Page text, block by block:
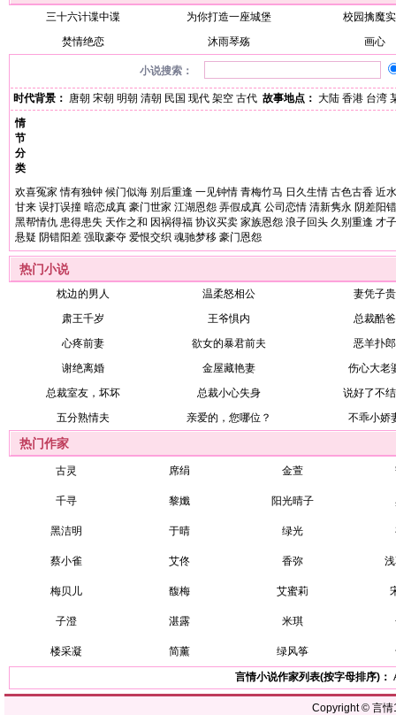
三十六计谍中谍 为你打造一座城堡
校园擒魔
焚情绝恋
沐雨琴殇 画心
小说搜索：
时代背景： 唐朝 宋朝 明朝 清朝 民国 现代 架空 古代 故事地点： 大陆 香港 台湾
情
节
分
类
欢喜冤家 情有独钟 候门似海 别后重逢 一见钟情 青梅竹马 日久生情 古色古香 近
甘来 误打误撞 暗恋成真 豪门世家 江湖恩怨 弄假成真 公司恋情 清新隽永 阴差阳错
黑帮情仇 患得患失 天作之和 因祸得福 协议买卖 家族恩怨 浪子回头 久别重逢 才
悬疑 阴错阳差 强取豪夺 爱恨交织 魂驰梦移 豪门恩怨
热门小说
枕边的男人 温柔怒相公
妻凭子贵
肃王千岁
王爷惧内
总裁酷爸
心疼前妻
欲女的暴君前夫
恶羊扑郎
谢绝离婚
金屋藏艳妻
伤心大老
总裁室友，坏坏
总裁小心失身
说好了不
五分熟情夫
亲爱的，您哪位？ 不乖小娇
热门作家
古灵 席绢 金萱
千寻 黎孅 阳光晴子
黑洁明 于晴 绿光
蔡小雀 艾佟 香弥
梅贝儿 馥梅 艾蜜莉
子澄 湛露 米琪
楼采凝 简薰 绿风筝
言情小说作家列表(按字母排序)：
Copyright © 言情